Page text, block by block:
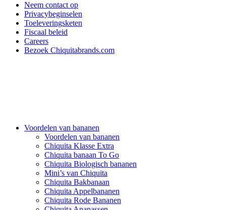
Neem contact op
Privacybeginselen
Toeleveringsketen
Fiscaal beleid
Careers
Bezoek Chiquitabrands.com
Voordelen van bananen
Voordelen van bananen
Chiquita Klasse Extra
Chiquita banaan To Go
Chiquita Biologisch bananen
Mini’s van Chiquita
Chiquita Bakbanaan
Chiquita Appelbananen
Chiquita Rode Bananen